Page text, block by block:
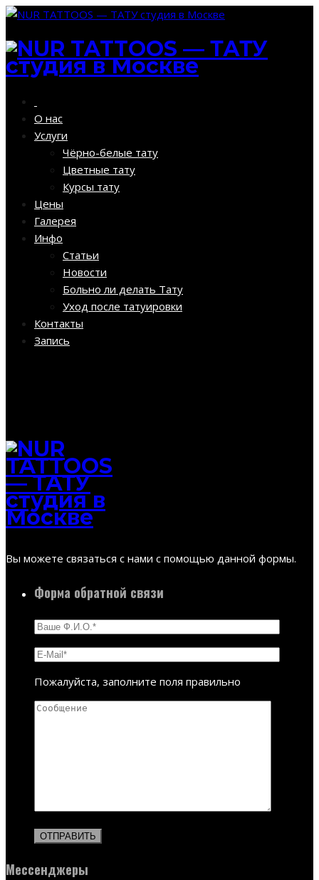
О нас
Услуги
Чёрно-белые тату
Цветные тату
Курсы тату
Цены
Галерея
Инфо
Статьи
Новости
Больно ли делать Тату
Уход после татуировки
Контакты
Запись
Вы можете связаться с нами с помощью данной формы.
Форма обратной связи
Пожалуйста, заполните поля правильно
Мессенджеры